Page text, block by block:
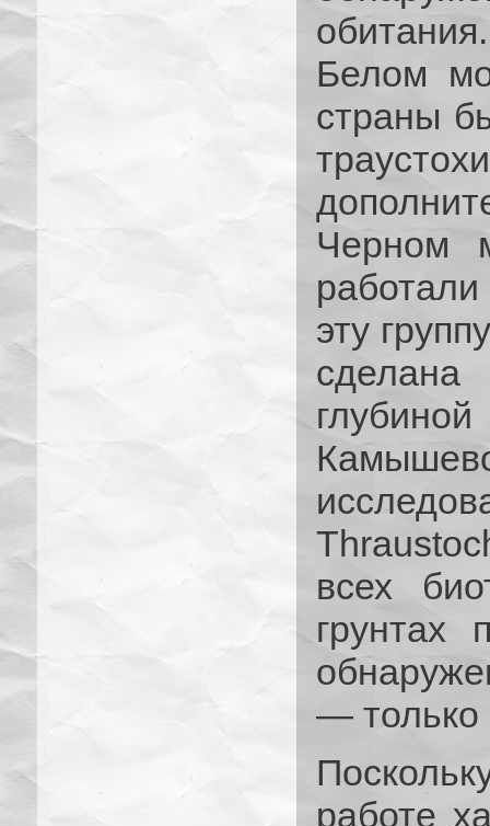
Белом
страны
Черном
эту
всех
грунтах
— только
работе